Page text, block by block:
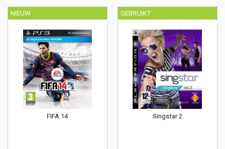
NIEUW
FIFA 14
GEBRUIKT
Singstar 2